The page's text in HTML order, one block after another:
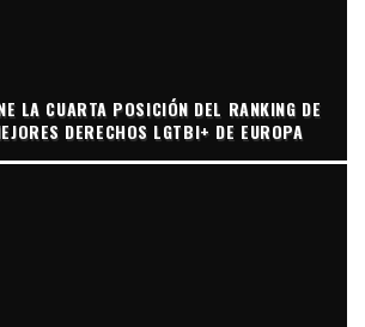
LA CUARTA POSICIÓN DEL RANKING DE
DERECHOS LGTBI+ DE EUROPA